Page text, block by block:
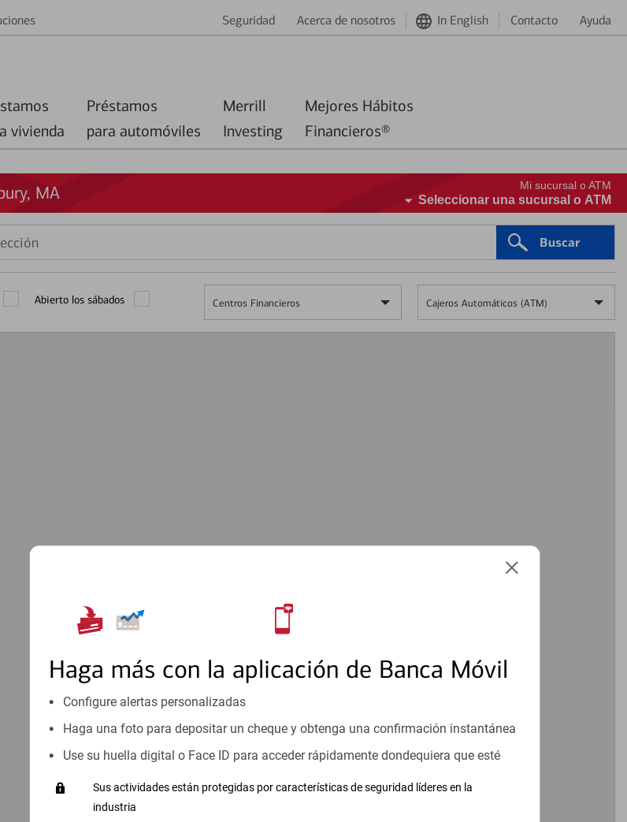
Seguridad Acerca de nosotros In English Contacto Ayuda
vivienda
Préstamos
para automóviles
Merrill
Investing
Mejores Hábitos
Financieros®
Haga más con la aplicación de Banca Móvil
Configure alertas personalizadas
Haga una foto para depositar un cheque y obtenga una confirmación instantánea
Use su huella digital o Face ID para acceder rápidamente dondequiera que esté
Sus actividades están protegidas por características de seguridad líderes en la
industria
MA Mi sucursal o ATM
Seleccionar una sucursal o ATM
Buscar
Abierto los sábados Centros Financieros Cajeros Automáticos (ATM)